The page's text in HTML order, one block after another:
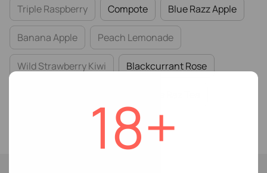
18+
Triple Raspberry Compote Blue Razz Apple
Banana Apple Peach Lemonade
Wild Strawberry Kiwi Blackcurrant Rose